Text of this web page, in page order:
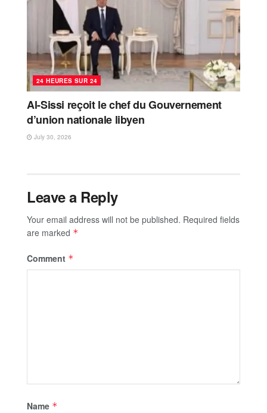
24 HEURES SUR 24
Al-Sissi reçoit le chef du Gouvernement
d’union nationale libyen
July 30, 2026
Leave a Reply
Your email address will not be published. Required fields
are marked *
Comment *
Name *